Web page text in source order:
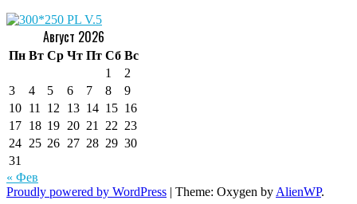
Август 2026
Пн Вт Ср Чт Пт Сб Вс
1
2
3
4 5 6 7 8
9
10 11 12 13 14 15 16
17 18 19 20 21 22 23
24 25 26 27 28 29 30
31
« Фев
Proudly powered by WordPress | Theme: Oxygen by AlienWP.